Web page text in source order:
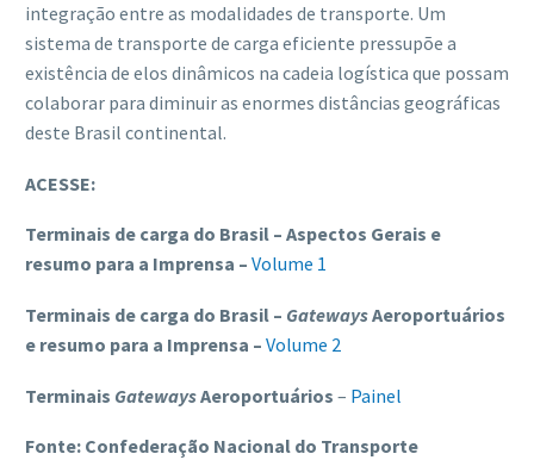
integração entre as modalidades de transporte. Um
sistema de transporte de carga eficiente pressupõe a
existência de elos dinâmicos na cadeia logística que possam
colaborar para diminuir as enormes distâncias geográficas
deste Brasil continental.
ACESSE:
Terminais de carga do Brasil – Aspectos Gerais e
resumo para a Imprensa – Volume 1
Terminais de carga do Brasil – GatewaysAeroportuários
e resumo para a Imprensa – Volume 2
Terminais GatewaysAeroportuários – Painel
Fonte: Confederação Nacional do Transporte